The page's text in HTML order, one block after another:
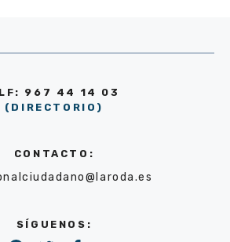
967 44 14 03
(DIRECTORIO)
CONTACTO:
SÍGUENOS: